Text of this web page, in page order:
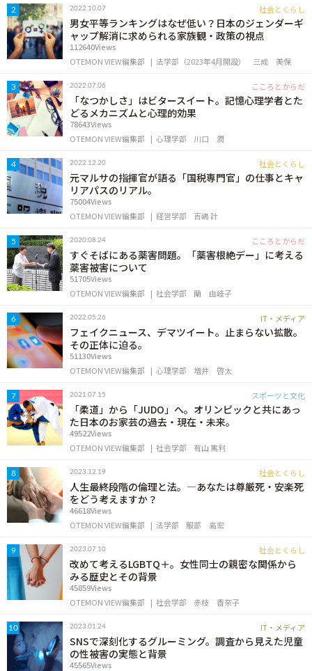
OTEMON VIEWについて
サイトポリシー
FOLLOW US
2 2022.10.07 社会とくらし
男女平等ランキングはなぜ低い？日本のジェンダーギ
ャップ解消に求められる家族観・政策の視点
112640Views
OTEMON VIEW編集部
法学部（2023年4月開設） 三成 美保
3 2022.07.06 こころとからだ
「なつかしさ」はビタースイート。記憶心理学者とた
どるメカニズムと心理的効果
78643Views
OTEMON VIEW編集部
心理学部 川口 潤
4 2022.12.20 社会とくらし
元マルサの指揮官が語る「国税専門官」の仕事とキャ
リアパスのリアル。
75004Views
OTEMON VIEW編集部
経営学部 百嶋 計
5 2020.08.24 こころとからだ
すぐそばにある薬害問題。「薬害根絶デー」に考える
薬害被害について
51705Views
OTEMON VIEW編集部
社会学部 蘭 由岐子
6 2022.05.26 IT・メディア
フェイクニュース、デマツイート。止まらない拡散。
その正体に迫る。
51130Views
OTEMON VIEW編集部
心理学部 増井 啓太
7 2021.07.15 スポーツと文化
「柔道」から「JUDO」へ。オリンピックと共にあっ
た日本のお家芸の過去・現在・未来。
49522Views
OTEMON VIEW編集部
社会学部 有山 篤利
8 2023.12.19 社会とくらし
人生最終段階の倫理と法。―あなたは尊厳死・安楽死
をどう考えますか？
46618Views
OTEMON VIEW編集部
法学部 服部 高宏
9 2023.07.10 社会とくらし
改めて考えるLGBTQ＋。女性同士の親密な関係から
みる歴史とその背景
45859Views
OTEMON VIEW編集部
社会学部 赤枝 香奈子
10 2023.01.24 IT・メディア
SNSで深刻化するグルーミング。調査から見えた児童
の性被害の実態と背景
45565Views